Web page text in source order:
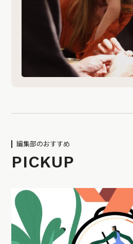
編集部のおすすめ
PICKUP